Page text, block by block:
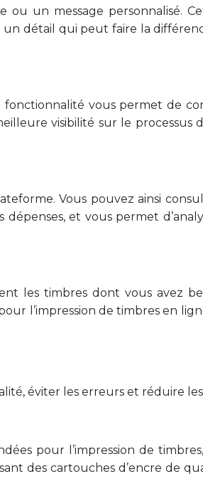
ou un message personnalisé.
détail qui peut faire la
fonctionnalité vous permet de
visibilité sur le processus
Vous pouvez ainsi
et vous permet
les timbres dont vous avez
l’impression de timbres en
éviter les erreurs et réduire
pour l’impression de
des cartouches d’encre de